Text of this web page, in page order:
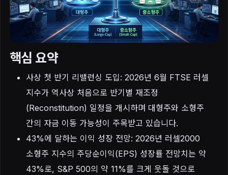
핵심 요약
사상 첫 반기 리밸런싱 도입: 2026년 6월 FTSE 러셀
지수가 역사상 처음으로 반기별 재조정
(Reconstitution) 일정을 개시하며 대형주와 소형주
간의 자금 이동 가능성이 주목받고 있습니다.
43%에 달하는 이익 성장 전망: 2026년 러셀2000
소형주 지수의 주당순이익(EPS) 성장률 전망치는 약
43%로, S&P 500의 약 11%를 크게 웃돌 것으로